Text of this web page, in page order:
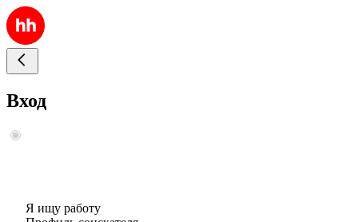
Вход
Я ищу работу